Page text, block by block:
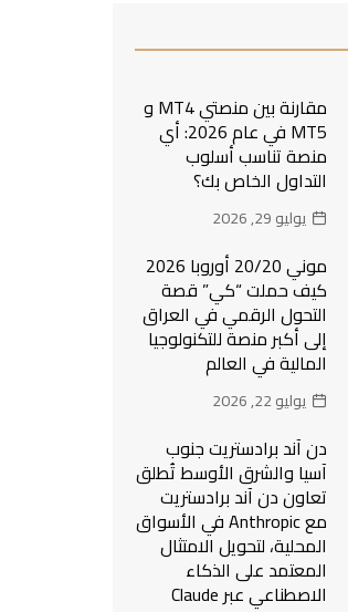
مقارنة بين منصتي MT4 و
MT5 في عام 2026: أي
منصة تناسب أسلوب
التداول الخاص بك؟
يوليو 29, 2026
موني 20/20 أوروبا 2026
كيف حملت “كي” قصة
التحول الرقمي في العراق
إلى أكبر منصة للتكنولوجيا
المالية في العالم
يوليو 22, 2026
دن آند برادستريت جنوب
آسيا والشرق الأوسط تُطلق
تعاون دن آند برادستريت
مع Anthropic في الأسواق
المحلية، لتحويل الامتثال
المعتمد على الذكاء
الاصطناعي عبر Claude